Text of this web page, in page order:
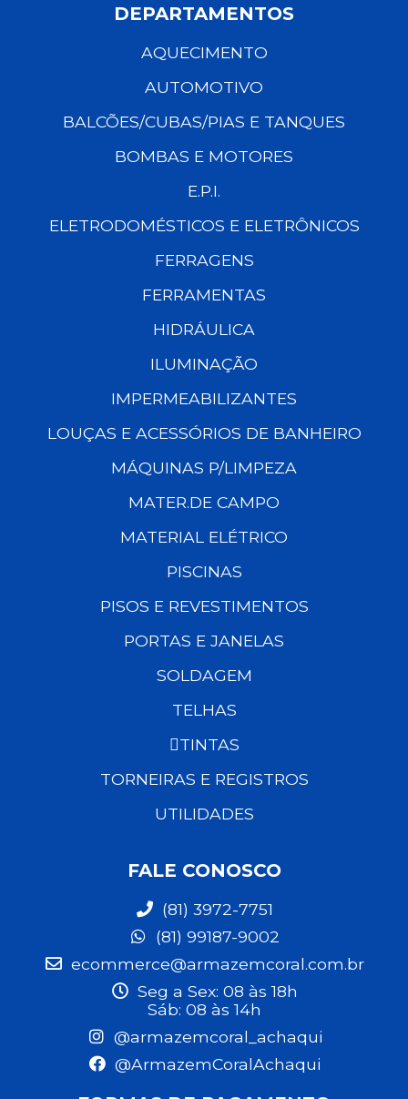
DEPARTAMENTOS
AQUECIMENTO
AUTOMOTIVO
BALCÕES/CUBAS/PIAS E TANQUES
BOMBAS E MOTORES
E.P.I.
ELETRODOMÉSTICOS E ELETRÔNICOS
FERRAGENS
FERRAMENTAS
HIDRÁULICA
ILUMINAÇÃO
IMPERMEABILIZANTES
LOUÇAS E ACESSÓRIOS DE BANHEIRO
MÁQUINAS P/LIMPEZA
MATER.DE CAMPO
MATERIAL ELÉTRICO
PISCINAS
PISOS E REVESTIMENTOS
PORTAS E JANELAS
SOLDAGEM
TELHAS
TINTAS
TORNEIRAS E REGISTROS
UTILIDADES
FALE CONOSCO
(81) 3972-7751
(81) 99187-9002
ecommerce@armazemcoral.com.br
Seg a Sex: 08 às 18h
Sáb: 08 às 14h
@armazemcoral_achaqui
@ArmazemCoralAchaqui